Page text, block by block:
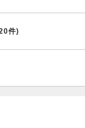
件)